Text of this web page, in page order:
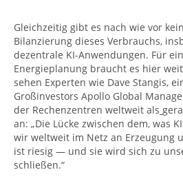
Gleichzeitig gibt es nach wie vor
Bilanzierung dieses Verbrauchs,
dezentrale KI-Anwendungen. Für
Energieplanung braucht es hier
sehen Experten wie Dave Stangis,
Großinvestors Apollo Global
der Rechenzentren weltweit als
an: „Die Lücke zwischen dem, was
wir weltweit im Netz an Erzeugung
ist riesig — und sie wird sich zu
schließen.“